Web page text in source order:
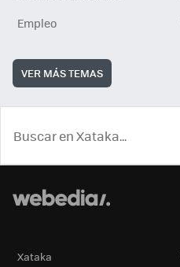
Empleo
VER MÁS TEMAS
Xataka